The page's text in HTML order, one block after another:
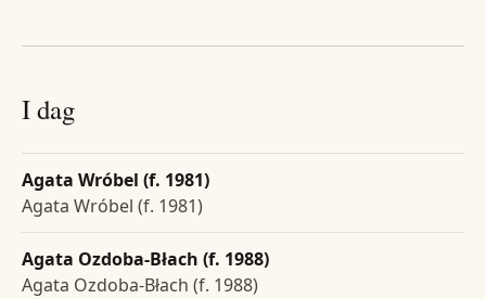
I dag
Agata Wróbel (f. 1981)
Agata Wróbel (f. 1981)
Agata Ozdoba-Błach (f. 1988)
Agata Ozdoba-Błach (f. 1988)